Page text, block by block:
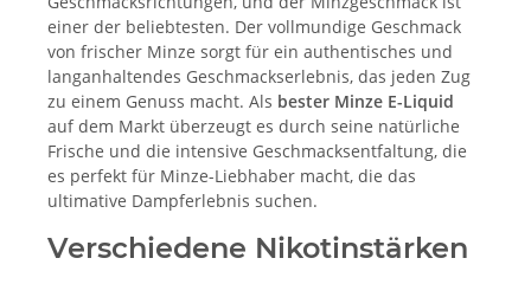
einer der beliebtesten. Der vollmundige Geschmack
von frischer Minze sorgt für ein authentisches und
langanhaltendes Geschmackserlebnis, das jeden Zug
zu einem Genuss macht. Als bester Minze E-Liquid
auf dem Markt überzeugt es durch seine natürliche
Frische und die intensive Geschmacksentfaltung, die
es perfekt für Minze-Liebhaber macht, die das
ultimative Dampferlebnis suchen.
Verschiedene Nikotinstärken